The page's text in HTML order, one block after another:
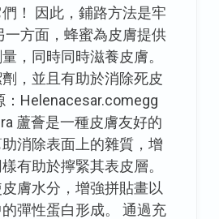
！ 因此，鋪路方法是牢
一方面，蜂蜜為皮膚提供
，同時同時滋養皮膚。
，並且有助於消除死皮
：Helenacesar.comegg
蘆薈是一種皮膚友好的
消除表面上的雜質，增
有助於擰緊其表皮層。
膚水分，增強拼貼畫以
彈性蛋白形成。 通過充